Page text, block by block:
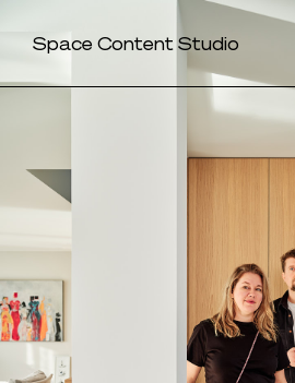
Space Content Studio